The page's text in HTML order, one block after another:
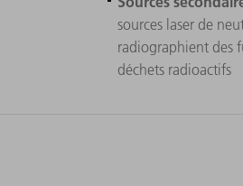
sources laser de
radiographient des
déchets radioactifs